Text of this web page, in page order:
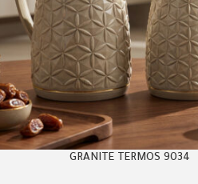
9034 GRANITE TERMOS